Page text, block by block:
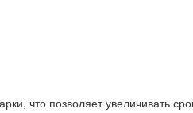
что позволяет увеличивать